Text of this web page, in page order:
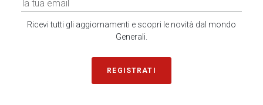
Ricevi tutti gli aggiornamenti e scopri le novità dal mondo
Generali.
REGISTRATI